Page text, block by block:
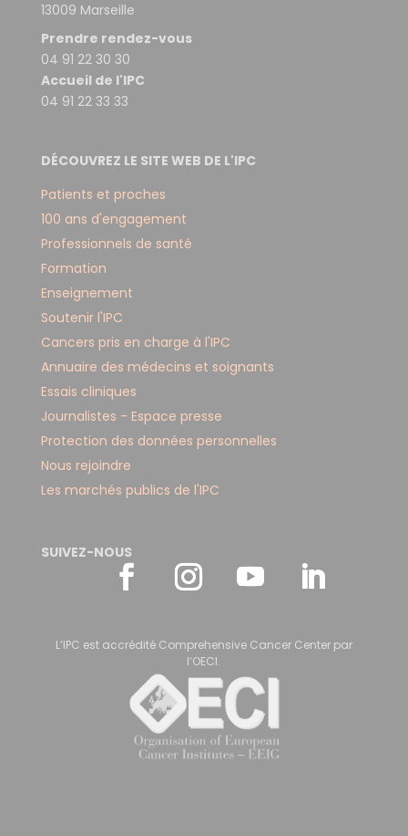
13009 Marseille
Prendre rendez-vous
04 91 22 30 30
Accueil de l'IPC
04 91 22 33 33
DÉCOUVREZ LE SITE WEB DE L'IPC
Patients et proches
100 ans d'engagement
Professionnels de santé
Formation
Enseignement
Soutenir l'IPC
Cancers pris en charge à l'IPC
Annuaire des médecins et soignants
Essais cliniques
Journalistes - Espace presse
Protection des données personnelles
Nous rejoindre
Les marchés publics de l'IPC
SUIVEZ-NOUS
L’IPC est accrédité Comprehensive Cancer Center par
l’OECI.